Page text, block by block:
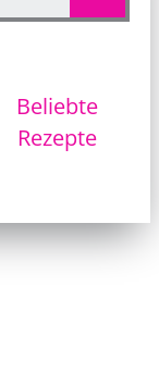
Beliebte
Rezepte